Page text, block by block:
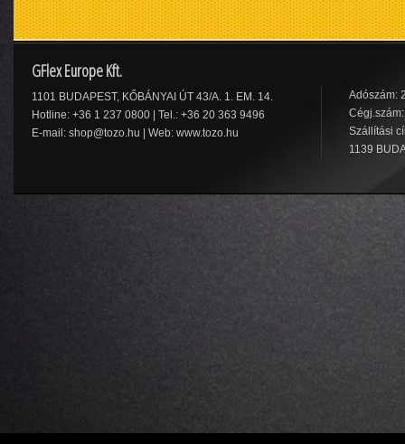
GFlex Europe Kft.
1101 BUDAPEST, KŐBÁNYAI ÚT 43/A. 1. EM. 14.
Hotline: +36 1 237 0800 | Tel.: +36 20 363 9496
E-mail: shop@tozo.hu | Web: www.tozo.hu
Adószám:
Szállítási
1139